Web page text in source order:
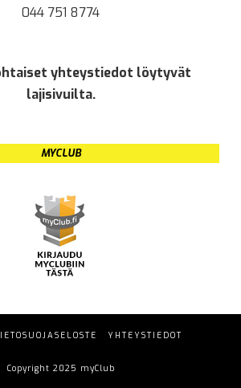
044 751 8774
yhteystiedot löytyvät
lajisivuilta.
MYCLUB
YHTEYSTIEDOT
Copyright 2025 myClub